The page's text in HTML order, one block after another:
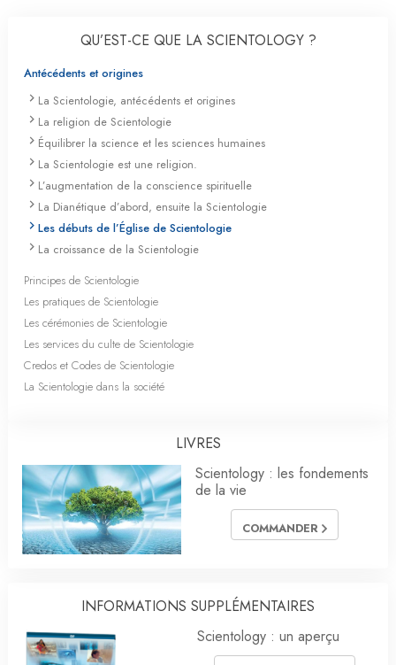
QU’EST-CE QUE LA SCIENTOLOGY ?
Antécédents et origines
La Scientologie, antécédents et origines
La religion de Scientologie
Équilibrer la science et les sciences humaines
La Scientologie est une religion.
L’augmentation de la conscience spirituelle
La Dianétique d’abord, ensuite la Scientologie
Les débuts de l’Église de Scientologie
La croissance de la Scientologie
Principes de Scientologie
Les pratiques de Scientologie
Les cérémonies de Scientologie
Les services du culte de Scientologie
Credos et Codes de Scientologie
La Scientologie dans la société
LIVRES
Scientology : les fondements
de la vie
COMMANDER
INFORMATIONS SUPPLÉMENTAIRES
Scientology : un aperçu